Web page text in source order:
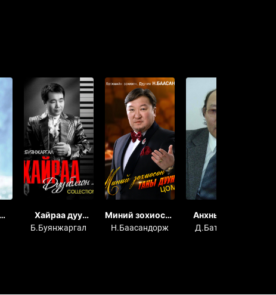
Хайраа дуу
болгон...
Б.Буянжаргал
Миний зохиосон
таны дуунууд
Н.Баасандорж
Анхны бороо
Д.Батжаргал